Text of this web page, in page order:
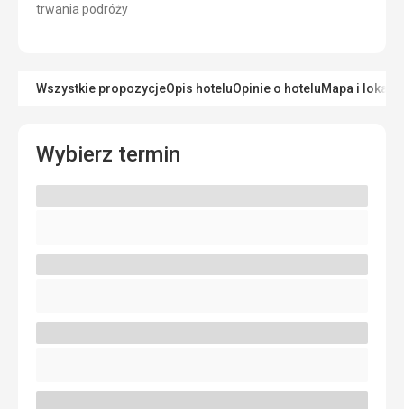
trwania podróży
Wszystkie propozycjeOpis hoteluOpinie o hoteluMapa i
Wybierz termin